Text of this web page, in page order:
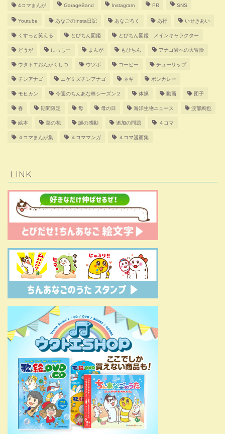
4コマまんが GarageBand Instagram PR SNS
Youtube あなごのInsta日記 あなごろく あ行 いせきあい
くすっと笑える とびちん図鑑 とびちん図鑑 メインキャラクター
どうが にっしー まんが もひちん アナゴ岩への大冒険
ウタトエおんがくしつ ウツボ コーヒー チューリップ
チンアナゴ ニゲミズチンアナゴ ネギ ボンカレー
モヒカン 今週のちんあな棒シーズン２ 体操 動画 団子
春 期間限定 母 母の日 海洋生物ニュース 渡部絢也
絵本 菜の花 謎の感動 追加の問題 ４コマ
４コマまんが集 ４コママンガ ４コマ漫画集
LINK